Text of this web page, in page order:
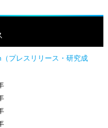
プレスリリース・研究成